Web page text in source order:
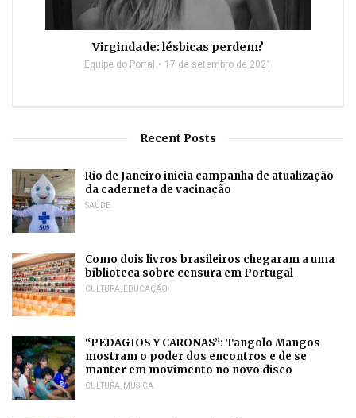
Virgindade: lésbicas perdem?
Equipe do Portal 17 de setembro de 2021
Recent Posts
Rio de Janeiro inicia campanha de atualização
da caderneta de vacinação
SAÚDE
Como dois livros brasileiros chegaram a uma
biblioteca sobre censura em Portugal
CULTURA EDUCAÇÃO
“PEDAGIOS Y CARONAS”: Tangolo Mangos
mostram o poder dos encontros e de se
manter em movimento no novo disco
CULTURA MÚSICA